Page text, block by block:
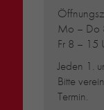
Mo – Do
Fr 8 – 15
Jeden 1.
Bitte
Termin.